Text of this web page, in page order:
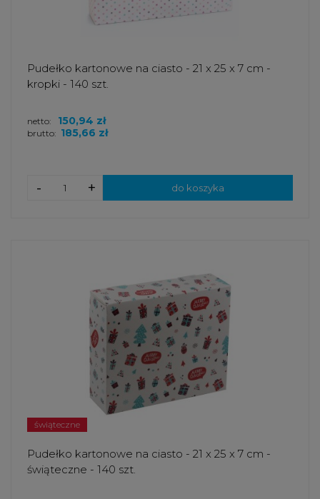
Pudełko kartonowe na ciasto - 21 x 25 x 7 cm -
kropki - 140 szt.
brutto: 185,66 zł
netto: 150,94 zł
+
- do koszyka
świąteczne
Pudełko kartonowe na ciasto - 21 x 25 x 7 cm -
świąteczne - 140 szt.